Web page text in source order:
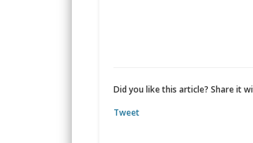
Did you like this article? Share it
Tweet